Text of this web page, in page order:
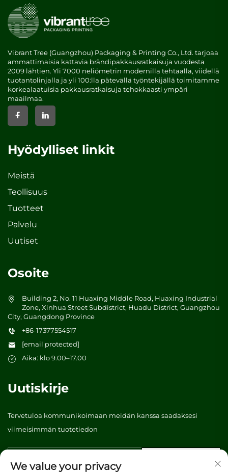
Vibrant Tree (Guangzhou) Packaging & Printing Co., Ltd. tarjoaa
ammattimaisia kattavia brändipakkausratkaisuja vuodesta
2009 lähtien. Yli 7000 neliömetrin modernilla tehtaalla, viidellä
tuotantolinjalla ja yli 100:lla pätevällä työntekijällä toimitamme
korkealaatuisia pakkausratkaisuja tehokkaasti ympäri
maailmaa.
Hyödylliset linkit
Meistä
Teollisuus
Tuotteet
Palvelu
Uutiset
Osoite
Building 2, No. 11 Huaxing Middle Road, Huaxing Industrial
Zone, Xinhua Street Subdistrict, Huadu District, Guangzhou
City, Guangdong Province
+86-17377554517
[email protected]
Aika: klo 9.00–17.00
Uutiskirje
Tervetuloa kommunikoimaan meidän kanssa saadaksesi
viimeisimmän tuotetiedon
We value your privacy